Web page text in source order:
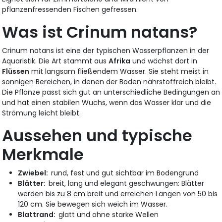
pflanzenfressenden Fischen gefressen.
Was ist Crinum natans?
Crinum natans ist eine der typischen Wasserpflanzen in der
Aquaristik. Die Art stammt ausAfrika und wächst dort in
Flüssen mit langsam fließendem Wasser. Sie steht meist in
sonnigen Bereichen, in denen der Boden nährstoffreich bleibt.
Die Pflanze passt sich gut an unterschiedliche Bedingungen an
und hat einen stabilen Wuchs, wenn das Wasser klar und die
Strömung leicht bleibt.
Aussehen und typische
Merkmale
Zwiebel:rund, fest und gut sichtbar im Bodengrund
Blätter:breit, lang und elegant geschwungen: Blätter
werden bis zu 8 cm breit und erreichen Längen von 50 bis
120 cm. Sie bewegen sich weich im Wasser.
Blattrand:glatt und ohne starke Wellen